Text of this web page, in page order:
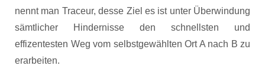
nennt man Traceur, desse Ziel es ist unter Überwindung
sämtlicher Hindernisse den schnellsten und
effizentesten Weg vom selbstgewählten Ort A nach B zu
erarbeiten.